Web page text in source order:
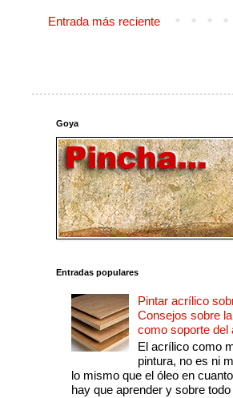
Entrada más reciente
Goya
Entradas populares
Pintar acrílico
Consejos sobre
como soporte del
El acrílico como
pintura, no es ni
lo mismo que el óleo en
hay que aprender y sobre